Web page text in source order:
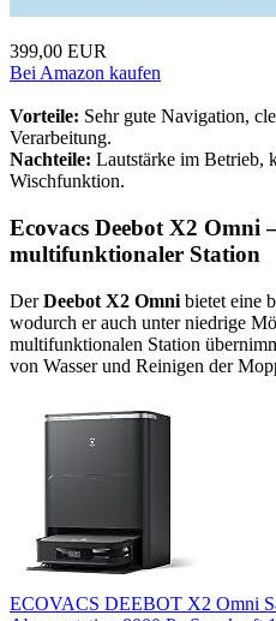
399,00 EUR
Bei Amazon kaufen
Vorteile: Sehr gute Navigation,
Verarbeitung.
Nachteile: Lautstärke im Betrieb,
Wischfunktion.
Ecovacs Deebot X2 Omni
multifunktionaler Station
DerDeebot X2 Omni bietet eine
wodurch er auch unter niedrige
multifunktionalen Station
von Wasser und Reinigen der
ECOVACS DEEBOT X2 Omni